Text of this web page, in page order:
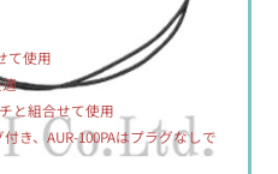
て使用
と組合せて使用
き、AUR-100PAはプラグなしで